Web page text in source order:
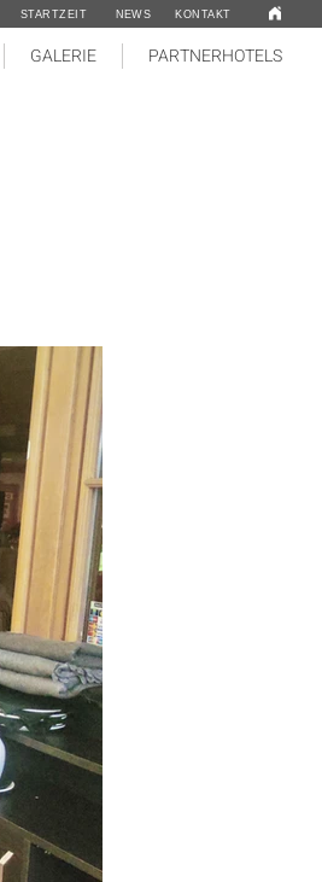
GALERIE PARTNERHOTELS
STARTZEIT NEWS KONTAKT